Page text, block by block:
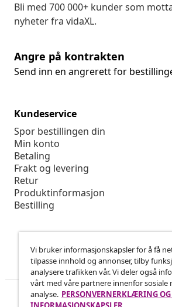
Bli med 700 000+ kunder som
nyheter fra vidaXL.
Angre på kontrakten
Send inn en angrerett for
Kundeservice
Spor bestillingen din
Min konto
Betaling
Frakt og levering
Retur
Produktinformasjon
Bestilling
Vi bruker informasjonskapsler for å få
tilpasse innhold og annonser, tilby
analysere trafikken vår. Vi deler også
vårt med våre partnere innenfor sosiale
analyse. PERSONVERNERKLÆRING